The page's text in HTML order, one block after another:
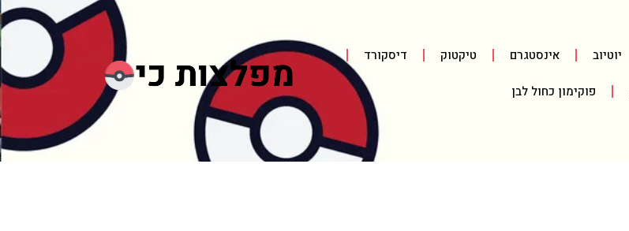
יוטיוב אינסטגרם טיקטוק דיסקורד
פוקימון כחול לבן